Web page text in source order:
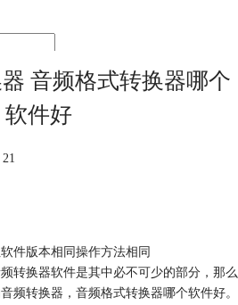
音频格式转换器哪个
软件好
件版本相同操作方法相同
转换器软件是其中必不可少的部分，那么
频转换器，音频格式转换器哪个软件好。